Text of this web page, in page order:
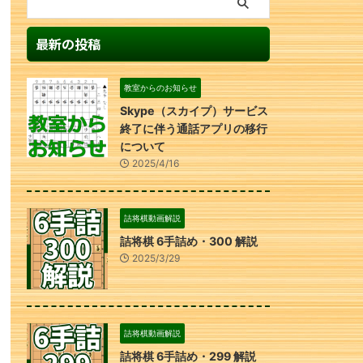
最新の投稿
教室からのお知らせ
Skype（スカイプ）サービス
終了に伴う通話アプリの移行
について
2025/4/16
詰将棋動画解説
詰将棋 6手詰め・300 解説
2025/3/29
詰将棋動画解説
詰将棋 6手詰め・299 解説